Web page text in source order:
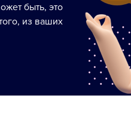
быть, это
из ваших